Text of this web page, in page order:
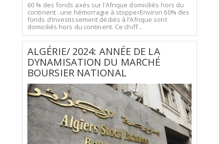
60 % des fonds axés sur l’Afrique domiciliés hors du
continent : une hémorragie à stopperEnviron 60% des
fonds d’investissement dédiés à l’Afrique sont
domiciliés hors du continent. Ce chiff...
ALGÉRIE/ 2024: ANNÉE DE LA
DYNAMISATION DU MARCHÉ
BOURSIER NATIONAL